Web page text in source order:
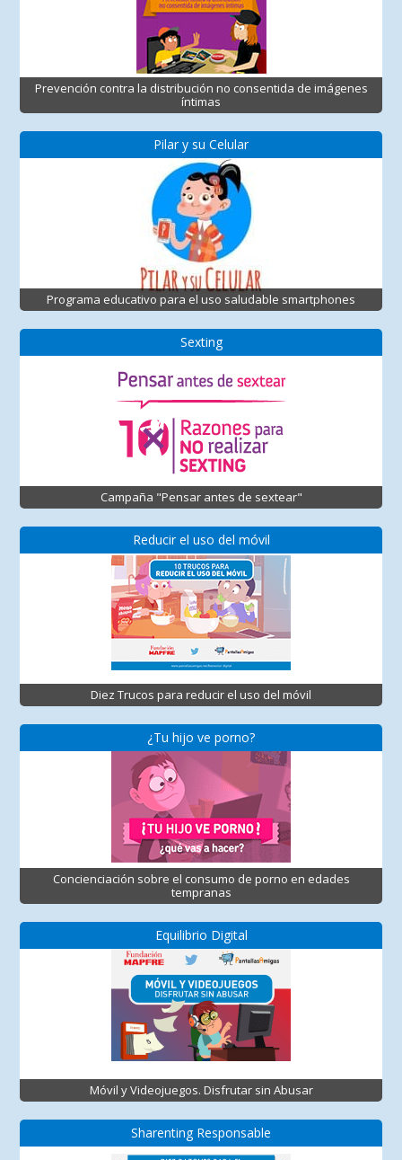
Prevención contra la distribución no consentida de imágenes
íntimas
Pilar y su Celular
Programa educativo para el uso saludable smartphones
Sexting
Campaña "Pensar antes de sextear"
Reducir el uso del móvil
Diez Trucos para reducir el uso del móvil
¿Tu hijo ve porno?
Concienciación sobre el consumo de porno en edades
tempranas
Equilibrio Digital
Móvil y Videojuegos. Disfrutar sin Abusar
Sharenting Responsable